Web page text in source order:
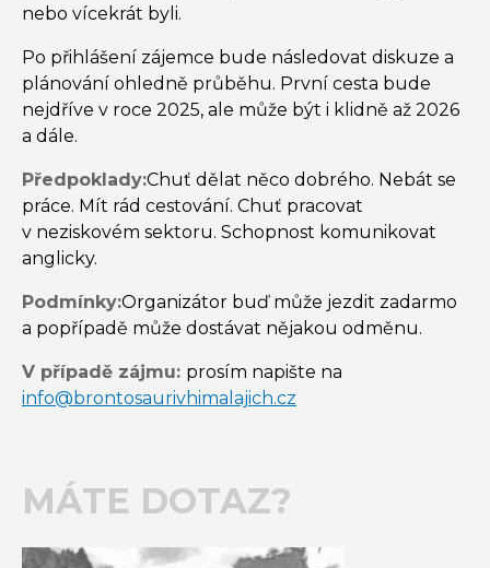
nebo vícekrát byli.
Po přihlášení zájemce bude následovat diskuze a
plánování ohledně průběhu. První cesta bude
nejdříve v roce 2025, ale může být i klidně až 2026
a dále.
Předpoklady:Chuť dělat něco dobrého. Nebát se
práce. Mít rád cestování. Chuť pracovat
v neziskovém sektoru. Schopnost komunikovat
anglicky.
Podmínky:Organizátor buď může jezdit zadarmo
a popřípadě může dostávat nějakou odměnu.
V případě zájmu: prosím napište na
info@brontosaurivhimalajich.cz
MÁTE DOTAZ?